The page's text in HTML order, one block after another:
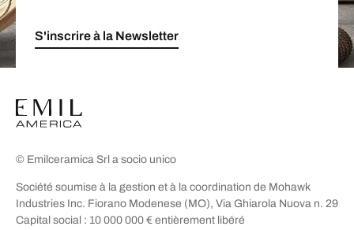
S'inscrire à la Newsletter
© Emilceramica Srl a socio unico
Société soumise à la gestion et à la coordination de Mohawk
Industries Inc. Fiorano Modenese (MO), Via Ghiarola Nuova n. 29
Capital social : 10 000 000 € entièrement libéré